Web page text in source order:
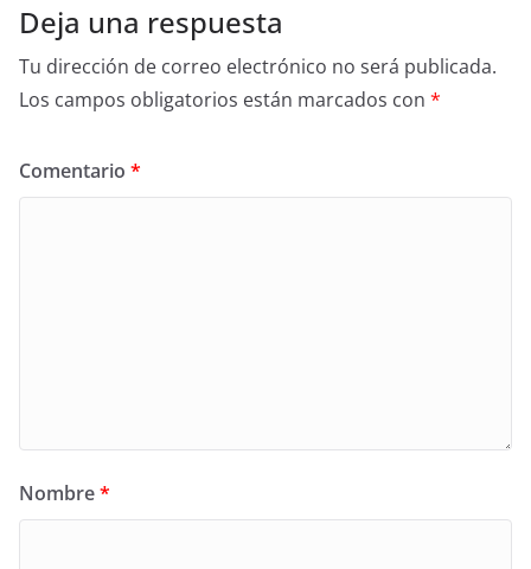
Deja una respuesta
Tu dirección de correo electrónico no será publicada.
Los campos obligatorios están marcados con *
Comentario *
Nombre*